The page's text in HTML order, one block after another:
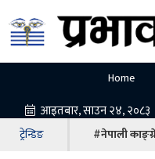
Home
ट्रेन्डिङ #नेपाली